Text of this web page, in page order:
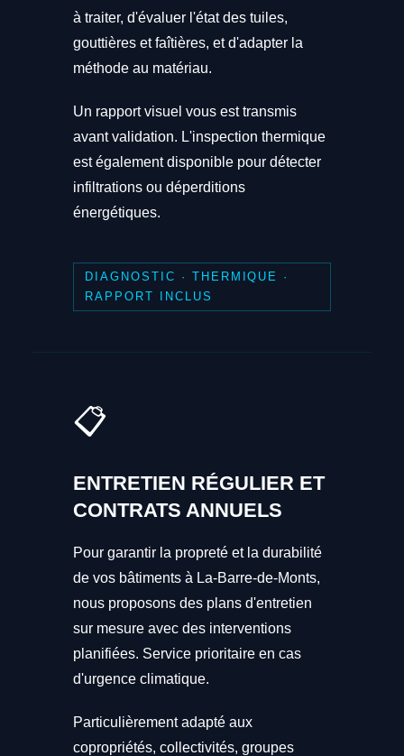
à traiter, d'évaluer l'état des tuiles,
gouttières et faîtières, et d'adapter la
méthode au matériau.
Un rapport visuel vous est transmis
avant validation. L'inspection thermique
est également disponible pour détecter
infiltrations ou déperditions
énergétiques.
DIAGNOSTIC · THERMIQUE ·
RAPPORT INCLUS
📋
ENTRETIEN RÉGULIER ET
CONTRATS ANNUELS
Pour garantir la propreté et la durabilité
de vos bâtiments à La-Barre-de-Monts,
nous proposons des plans d'entretien
sur mesure avec des interventions
planifiées. Service prioritaire en cas
d'urgence climatique.
Particulièrement adapté aux
copropriétés, collectivités, groupes